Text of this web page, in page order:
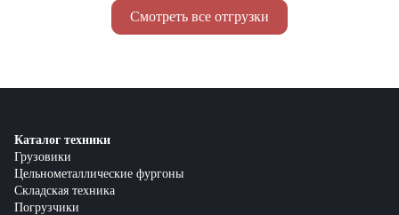
Смотреть все отгрузки
Каталог техники
Грузовики
Цельнометаллические фургоны
Складская техника
Погрузчики